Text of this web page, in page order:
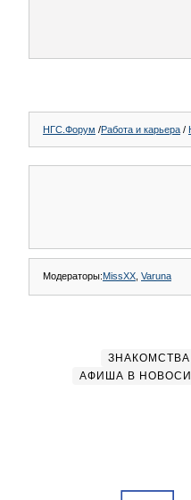
НГС.Форум /Работа и карьера /
Модераторы:MissXX Varuna
АФИША В